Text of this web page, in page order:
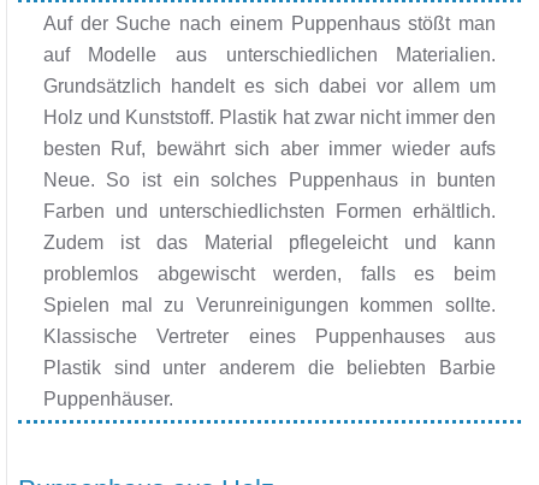
Auf der Suche nach einem Puppenhaus stößt man
auf Modelle aus unterschiedlichen Materialien.
Grundsätzlich handelt es sich dabei vor allem um
Holz und Kunststoff. Plastik hat zwar nicht immer den
besten Ruf, bewährt sich aber immer wieder aufs
Neue. So ist ein solches Puppenhaus in bunten
Farben und unterschiedlichsten Formen erhältlich.
Zudem ist das Material pflegeleicht und kann
problemlos abgewischt werden, falls es beim
Spielen mal zu Verunreinigungen kommen sollte.
Klassische Vertreter eines Puppenhauses aus
Plastik sind unter anderem die beliebten Barbie
Puppenhäuser.